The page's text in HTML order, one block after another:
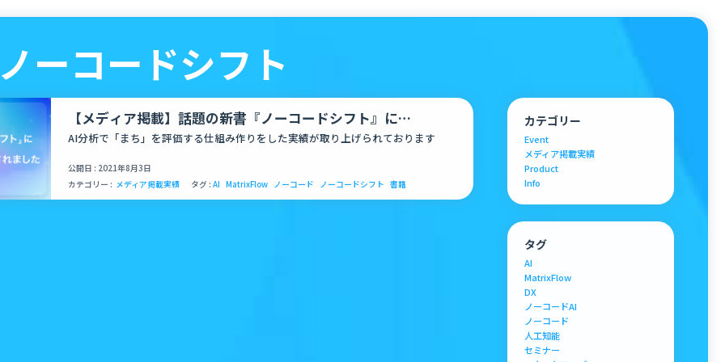
ーコードシフト
【メディア掲載】話題の新書『ノーコードシフト』に
MatrixFlowが掲載されました！
AI分析で「まち」を評価する仕組み作りをした実績が取り上げられております
公開日 : 2021年8月3日
カテゴリー : メディア掲載実績 タグ :AI MatrixFlow ノーコード ノーコードシフト 書籍
カテゴリー
Event
メディア掲載実績
Product
Info
タグ
AI
MatrixFlow
DX
ノーコードAI
ノーコード
人工知能
セミナー